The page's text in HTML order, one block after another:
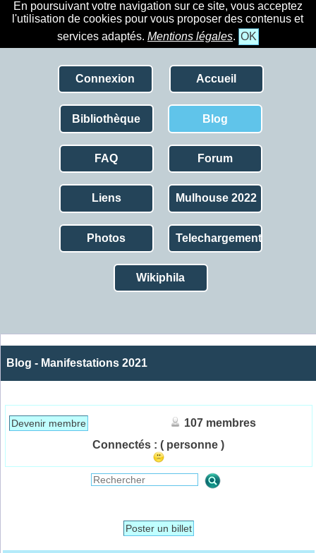
En poursuivant votre navigation sur ce site, vous acceptez
l'utilisation de cookies pour vous proposer des contenus et
services adaptés. Mentions légales. OK
Connexion Accueil
Bibliothèque Blog
FAQ Forum
Liens Mulhouse 2022
Photos Telechargement
Wikiphila
Blog - Manifestations 2021
Devenir membre
107 membres
Connectés : ( personne )
Poster un billet